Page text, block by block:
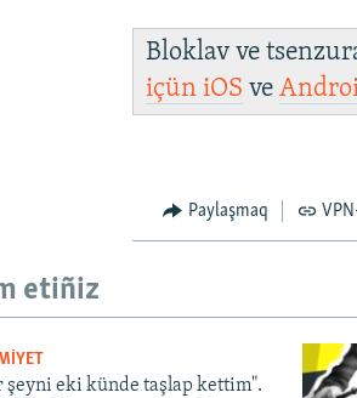
Bloklav ve
içüniOS ve
Paylaşmaq
etiñiz
şeyni eki künde taşlap kettim".